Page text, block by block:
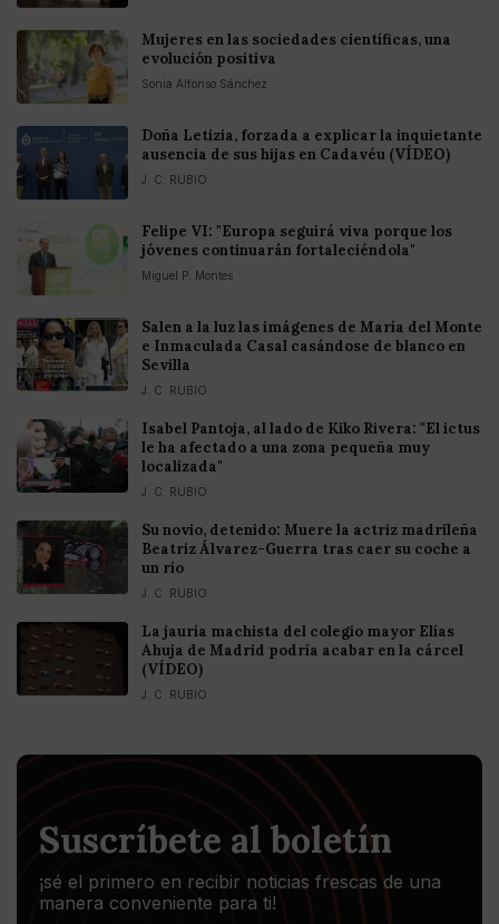
Mujeres en las sociedades científicas, una
evolución positiva
Sonia Alfonso Sánchez
Doña Letizia, forzada a explicar la inquietante
ausencia de sus hijas en Cadavéu (VÍDEO)
J. C. RUBIO
Felipe VI: "Europa seguirá viva porque los
jóvenes continuarán fortaleciéndola"
Miguel P. Montes
Salen a la luz las imágenes de María del Monte
e Inmaculada Casal casándose de blanco en
Sevilla
J. C. RUBIO
Isabel Pantoja, al lado de Kiko Rivera: "El ictus
le ha afectado a una zona pequeña muy
localizada"
J. C. RUBIO
Su novio, detenido: Muere la actriz madrileña
Beatriz Álvarez-Guerra tras caer su coche a
un río
J. C. RUBIO
La jauría machista del colegio mayor Elías
Ahuja de Madrid podría acabar en la cárcel
(VÍDEO)
J. C. RUBIO
Suscríbete al boletín
¡sé el primero en recibir noticias frescas de una
manera conveniente para ti!